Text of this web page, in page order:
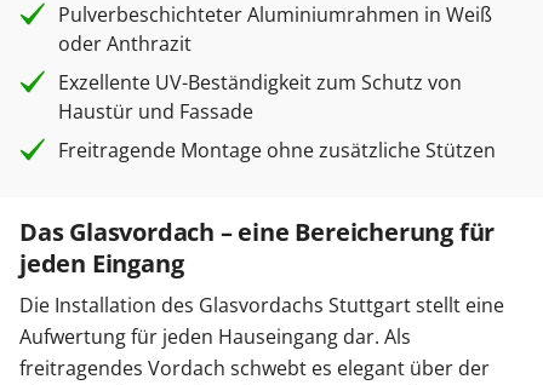
Pulverbeschichteter Aluminiumrahmen in Weiß
oder Anthrazit
Exzellente UV-Beständigkeit zum Schutz von
Haustür und Fassade
Freitragende Montage ohne zusätzliche Stützen
Das Glasvordach – eine Bereicherung für
jeden Eingang
Die Installation des Glasvordachs Stuttgart stellt eine
Aufwertung für jeden Hauseingang dar. Als
freitragendes Vordach schwebt es elegant über der